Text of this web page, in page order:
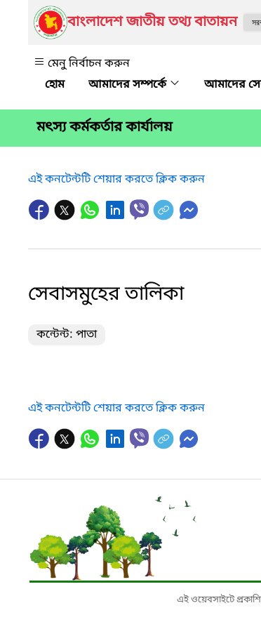
বাংলাদেশ জাতীয় তথ্য বাতায়ন
মেনু নির্বাচন করুন
আমাদের সম্পর্কে
আমাদের
মৎস্য কর্মকর্তার কার্যালয়
এই কনটেন্টটি শেয়ার করতে ক্লিক করুন
সেবাসমুহের তালিকা
কন্টেন্ট: পাতা
এই কনটেন্টটি শেয়ার করতে ক্লিক করুন
এই ওয়েবসাইটে